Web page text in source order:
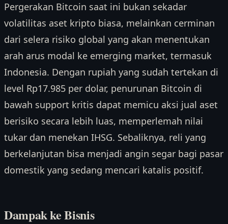
Pergerakan Bitcoin saat ini bukan sekadar
volatilitas aset kripto biasa, melainkan cerminan
dari selera risiko global yang akan menentukan
arah arus modal ke emerging market, termasuk
Indonesia. Dengan rupiah yang sudah tertekan di
level Rp17.985 per dolar, penurunan Bitcoin di
bawah support kritis dapat memicu aksi jual aset
berisiko secara lebih luas, memperlemah nilai
tukar dan menekan IHSG. Sebaliknya, reli yang
berkelanjutan bisa menjadi angin segar bagi pasar
domestik yang sedang mencari katalis positif.
Dampak ke Bisnis